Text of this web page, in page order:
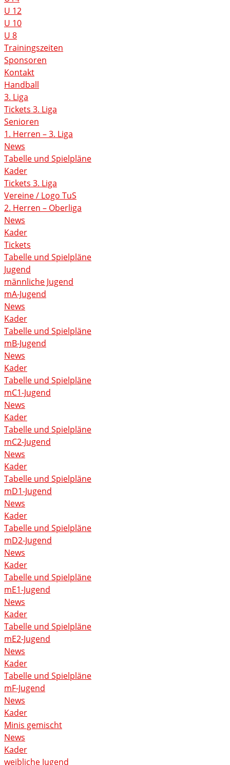
U 12
U 10
U 8
Trainingszeiten
Sponsoren
Kontakt
Handball
3. Liga
Tickets 3. Liga
Senioren
1. Herren – 3. Liga
News
Tabelle und Spielpläne
Kader
Tickets 3. Liga
Vereine / Logo TuS
2. Herren – Oberliga
News
Kader
Tickets
Tabelle und Spielpläne
Jugend
männliche Jugend
mA-Jugend
News
Kader
Tabelle und Spielpläne
mB-Jugend
News
Kader
Tabelle und Spielpläne
mC1-Jugend
News
Kader
Tabelle und Spielpläne
mC2-Jugend
News
Kader
Tabelle und Spielpläne
mD1-Jugend
News
Kader
Tabelle und Spielpläne
mD2-Jugend
News
Kader
Tabelle und Spielpläne
mE1-Jugend
News
Kader
Tabelle und Spielpläne
mE2-Jugend
News
Kader
Tabelle und Spielpläne
mF-Jugend
News
Kader
Minis gemischt
News
Kader
weibliche Jugend